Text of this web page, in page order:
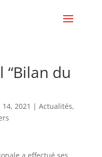
“Bilan du
14, 2021 | Actualités,